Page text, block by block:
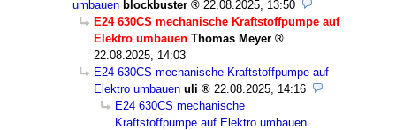
umbauen blockbuster
22.08.2025, 13:50
E24 630CS mechanische Kraftstoffpumpe auf
Elektro umbauen Thomas Meyer
22.08.2025, 14:03
E24 630CS mechanische Kraftstoffpumpe auf
Elektro umbauen uli
22.08.2025, 14:16
E24 630CS mechanische
Kraftstoffpumpe auf Elektro umbauen